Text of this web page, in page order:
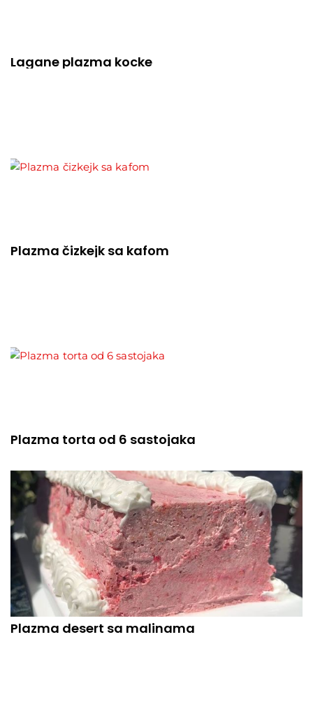
Lagane plazma kocke
Plazma čizkejk sa kafom
Plazma torta od 6 sastojaka
Plazma desert sa malinama